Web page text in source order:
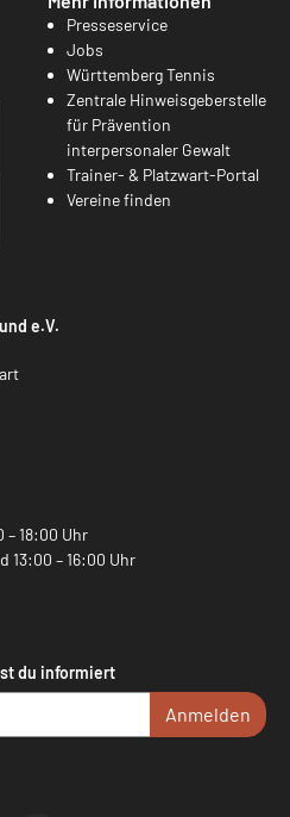
Presseservice
Jobs
Württemberg Tennis
Zentrale Hinweisgeberstelle
für Prävention
interpersonaler Gewalt
Trainer- & Platzwart-Portal
Vereine finden
e.V.
– 18:00 Uhr
13:00 – 16:00 Uhr
du informiert
Anmelden